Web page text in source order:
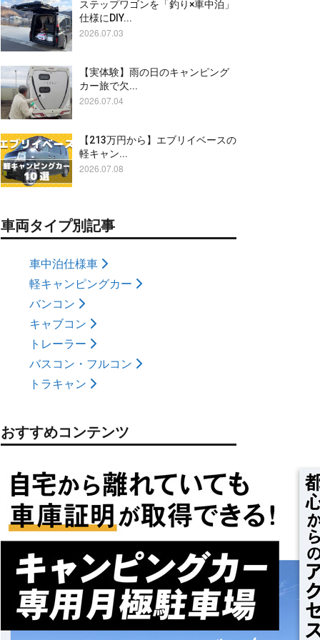
ステップワゴンを「釣り×車中泊」
仕様にDIY...
2026.07.03
【実体験】雨の日のキャンピング
カー旅で欠...
2026.07.04
【213万円から】エブリイベースの
軽キャン...
2026.07.08
車両タイプ別記事
車中泊仕様車
軽キャンピングカー
バンコン
キャブコン
トレーラー
バスコン・フルコン
トラキャン
おすすめコンテンツ